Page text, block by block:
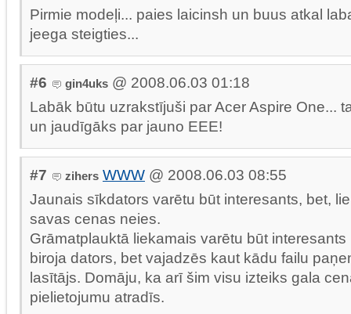
Pirmie modeļi... paies laicinsh un buus atkal
jeega steigties...
#6 gin4uks @ 2008.06.03 01:18
Labāk būtu uzrakstījuši par Acer Aspire One...
un jaudīgāks par jauno EEE!
#7 zihers WWW @ 2008.06.03 08:55
Jaunais sīkdators varētu būt interesants, bet,
savas cenas neies.
Grāmatplauktā liekamais varētu būt
biroja dators, bet vajadzēs kaut kādu failu
lasītājs. Domāju, ka arī šim visu izteiks gala
pielietojumu atradīs.